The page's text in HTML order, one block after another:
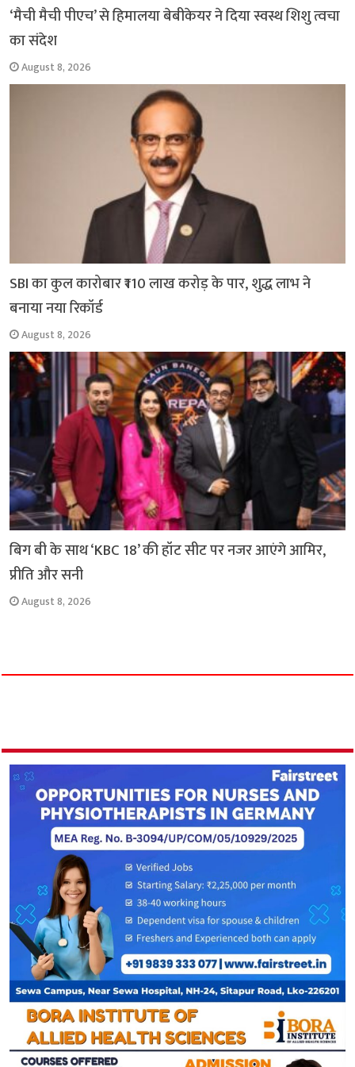
‘मैची मैची पीएच’ से हिमालया बेबीकेयर ने दिया स्वस्थ शिशु त्वचा
का संदेश
August 8, 2026
SBI का कुल कारोबार ₹110 लाख करोड़ के पार, शुद्ध लाभ ने
बनाया नया रिकॉर्ड
August 8, 2026
बिग बी के साथ ‘KBC 18’ की हॉट सीट पर नजर आएंगे आमिर,
प्रीति और सनी
August 8, 2026